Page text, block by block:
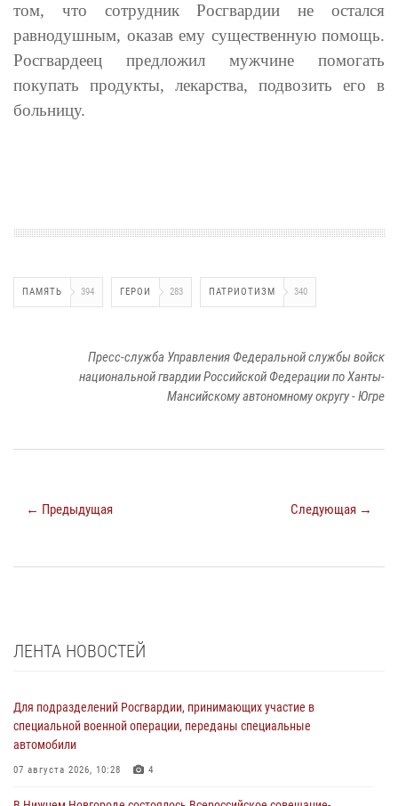
том, что сотрудник Росгвардии не остался
равнодушным, оказав ему существенную помощь.
Росгвардеец предложил мужчине помогать
покупать продукты, лекарства, подвозить его в
больницу.
ПАМЯТЬ 394 ГЕРОИ 283 ПАТРИОТИЗМ 340
Пресс-служба Управления Федеральной службы войск
национальной гвардии Российской Федерации по Ханты-
Мансийскому автономному округу - Югре
← Предыдущая Следующая →
ЛЕНТА НОВОСТЕЙ
Для подразделений Росгвардии, принимающих участие в
специальной военной операции, переданы специальные
автомобили
07 августа 2026, 10:28 4